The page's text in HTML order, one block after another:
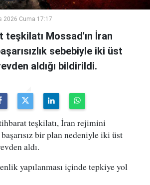
2026 Cuma 17:17
Mossad'ın İran
sebebiyle iki üst
aldığı bildirildi.
teşkilatı, İran rejimini
bir plan nedeniyle iki üst
aldı.
yapılanması içinde tepkiye yol